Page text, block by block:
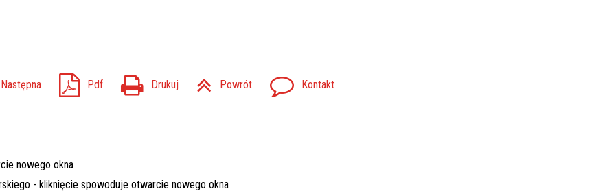
Następna Pdf Drukuj Powrót Kontakt